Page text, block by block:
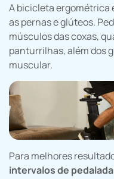
A bicicleta ergométrica
as pernas e glúteos.
músculos das coxas,
panturrilhas, além dos
muscular.
Para melhores
intervalos de